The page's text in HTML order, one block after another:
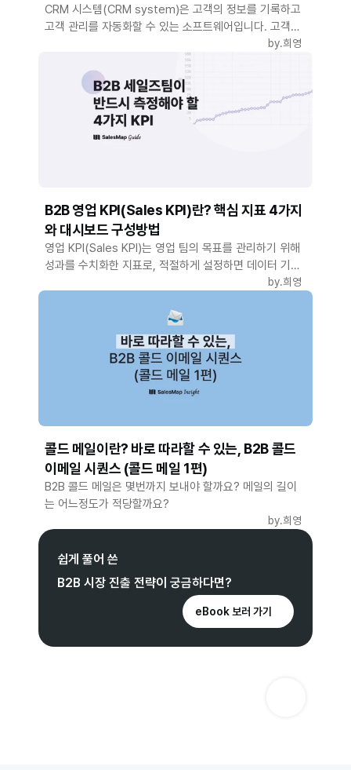
CRM 시스템(CRM system)은 고객의 정보를 기록하고
고객 관리를 자동화할 수 있는 소프트웨어입니다. 고객의
직책, 고객사 규모, 상담 이력, 주고 받은 메일까지 한 번에
by.희영
B2B 영업 KPI(Sales KPI)란? 핵심 지표 4가지
와 대시보드 구성방법
영업 KPI(Sales KPI)는 영업 팀의 목표를 관리하기 위해
성과를 수치화한 지표로, 적절하게 설정하면 데이터 기반
의 영업 전략 개선과 효율적인 자원 배치가 가능합니다
by.희영
콜드 메일이란? 바로 따라할 수 있는, B2B 콜드
이메일 시퀀스 (콜드 메일 1편)
B2B 콜드 메일은 몇번까지 보내야 할까요? 메일의 길이
는 어느정도가 적당할까요?
by.희영
쉽게 풀어 쓴
B2B 시장 진출 전략이 궁금하다면?
eBook 보러 가기